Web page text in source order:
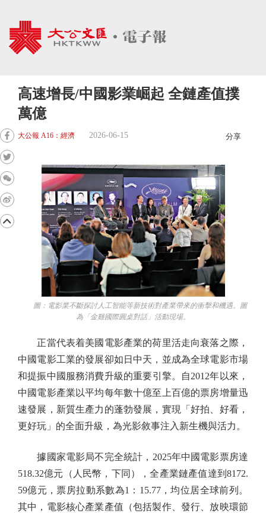
高速增長/中國影業崛起 全鏈產值撲
萬億
大公報 A16：經濟 2026-06-15 分享
圖：電影業不斷探討人工智能等新技術對產業帶來的衝擊和機遇。圖
為「金雞國際圓桌對話」活動現場。
正當代表着美國電影產業的荷里活走向衰落之際，
中國電影工業的發展卻如日中天，並成為全球電影市場
和提振中國服務消費升級的重要引擎。自2012年以來，
中國電影產業以平均每年數十億至上百億的票房增量迅
速發展，新質生產力的蓬勃發展，實現「好拍、好看，
更好玩」的全面升級，為光影敘事注入新生機與活力。
據國家電影局不完全統計，2025年中國電影票房達
518.32億元（人民幣，下同），全產業鏈產值達到8172.
59億元，票房拉動系數為1：15.77，均位居全球前列。
其中，電影核心產業產值（包括製作、發行、放映環節